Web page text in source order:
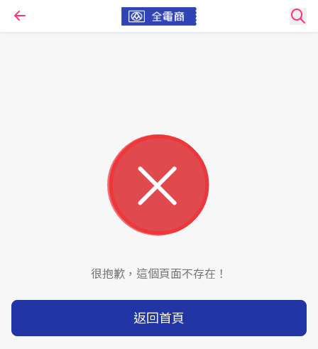
很抱歉，這個頁面不存在！
返回首頁